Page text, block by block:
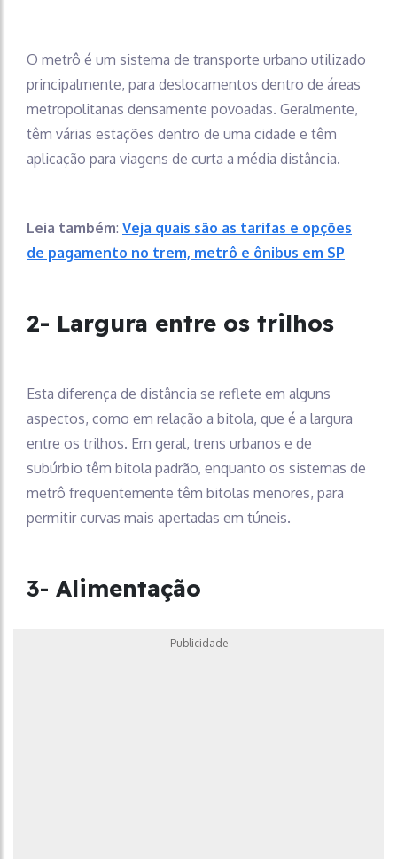
O metrô é um sistema de transporte urbano utilizado
principalmente, para deslocamentos dentro de áreas
metropolitanas densamente povoadas. Geralmente,
têm várias estações dentro de uma cidade e têm
aplicação para viagens de curta a média distância.
Leia também: Veja quais são as tarifas e opções
de pagamento no trem, metrô e ônibus em SP
2- Largura entre os trilhos
Esta diferença de distância se reflete em alguns
aspectos, como em relação a bitola, que é a largura
entre os trilhos. Em geral, trens urbanos e de
subúrbio têm bitola padrão, enquanto os sistemas de
metrô frequentemente têm bitolas menores, para
permitir curvas mais apertadas em túneis.
3- Alimentação
Publicidade